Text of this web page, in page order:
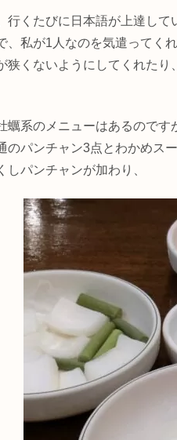
行くたびに日本語が上達し
、私が1人なのを気遣ってく
狭くないようにしてくれた
蠣系のメニューはあるので
のパンチャン3点とわかめス
しパンチャンが加わり、